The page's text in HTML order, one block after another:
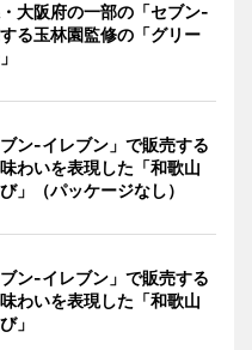
大阪府の一部の「セブン-
る玉林園監修の「グリー
ン-イレブン」で販売する
わいを表現した「和歌山
」（パッケージなし）
ン-イレブン」で販売する
わいを表現した「和歌山
」